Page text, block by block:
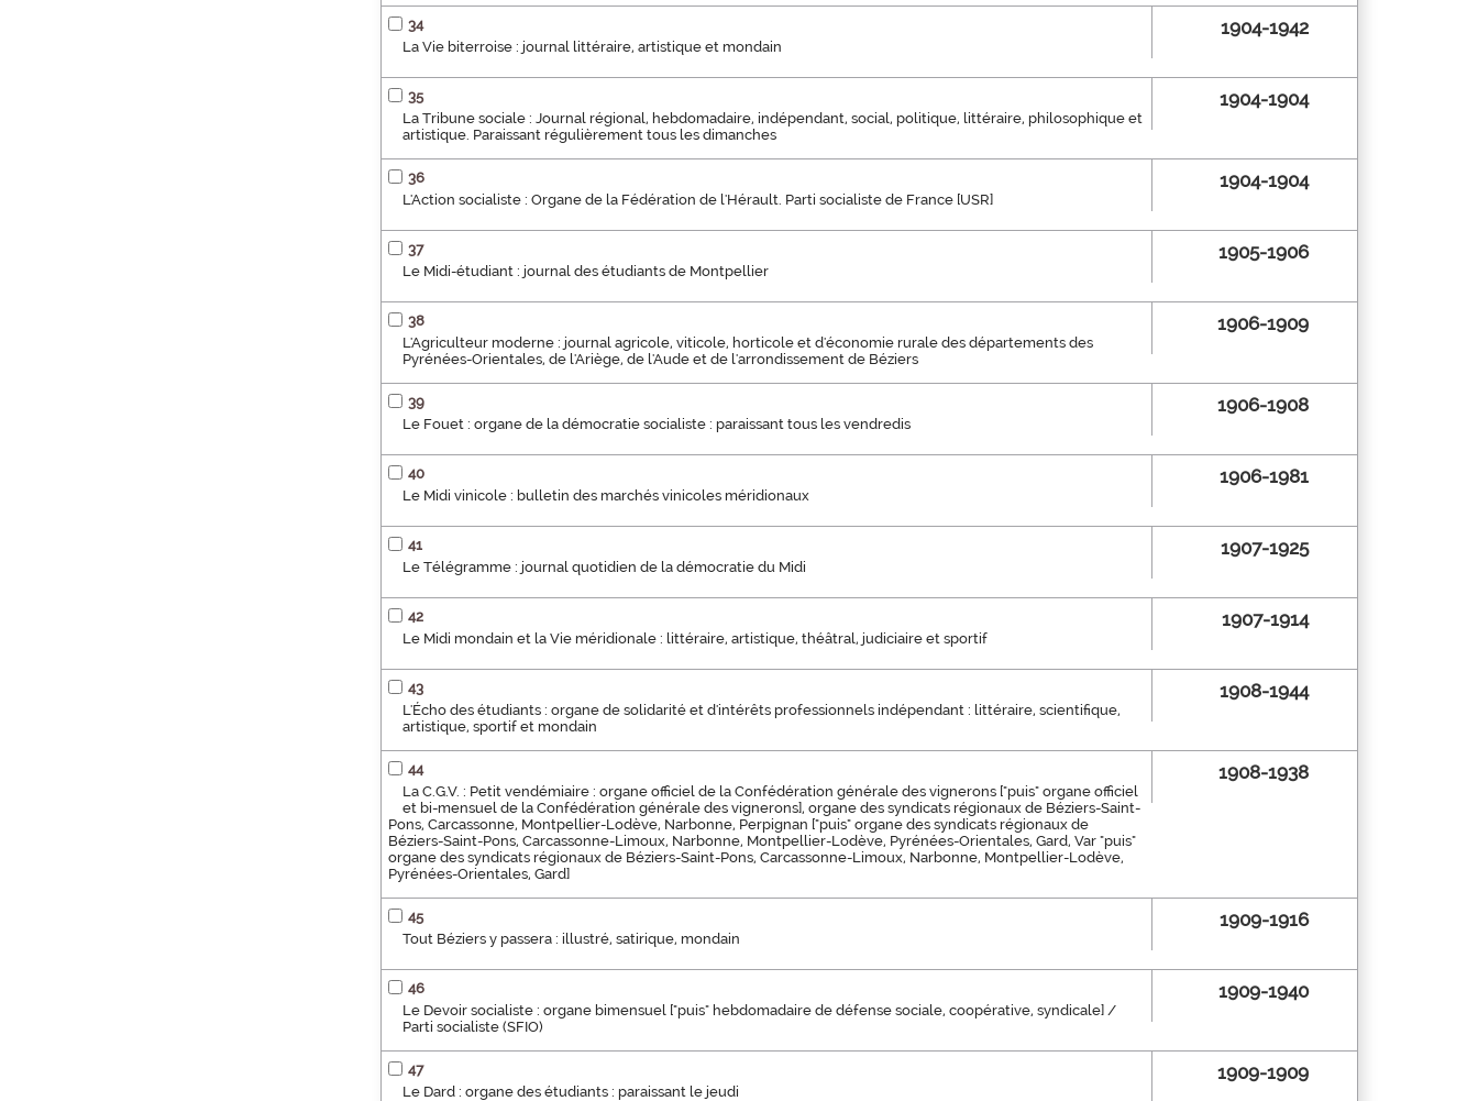
34
La Vie biterroise : journal littéraire, artistique et mondain
1904-1942
35
La Tribune sociale : Journal régional, hebdomadaire, indépendant, social, politique, littéraire, philosophique et
artistique. Paraissant régulièrement tous les dimanches
1904-1904
36
L'Action socialiste : Organe de la Fédération de l'Hérault. Parti socialiste de France [USR]
1904-1904
37
Le Midi-étudiant : journal des étudiants de Montpellier
1905-1906
38
L'Agriculteur moderne : journal agricole, viticole, horticole et d'économie rurale des départements des
Pyrénées-Orientales, de l'Ariège, de l'Aude et de l'arrondissement de Béziers
1906-1909
39
Le Fouet : organe de la démocratie socialiste : paraissant tous les vendredis
1906-1908
40
Le Midi vinicole : bulletin des marchés vinicoles méridionaux
1906-1981
41
Le Télégramme : journal quotidien de la démocratie du Midi
1907-1925
42
Le Midi mondain et la Vie méridionale : littéraire, artistique, théâtral, judiciaire et sportif
1907-1914
43
L'Écho des étudiants : organe de solidarité et d'intérêts professionnels indépendant : littéraire, scientifique,
artistique, sportif et mondain
1908-1944
44
La C.G.V. : Petit vendémiaire : organe officiel de la Confédération générale des vignerons ["puis" organe officiel
et bi-mensuel de la Confédération générale des vignerons], organe des syndicats régionaux de Béziers-Saint-
Pons, Carcassonne, Montpellier-Lodève, Narbonne, Perpignan ["puis" organe des syndicats régionaux de
Béziers-Saint-Pons, Carcassonne-Limoux, Narbonne, Montpellier-Lodève, Pyrénées-Orientales, Gard, Var "puis"
organe des syndicats régionaux de Béziers-Saint-Pons, Carcassonne-Limoux, Narbonne, Montpellier-Lodève,
Pyrénées-Orientales, Gard]
1908-1938
45
Tout Béziers y passera : illustré, satirique, mondain
1909-1916
46
Le Devoir socialiste : organe bimensuel ["puis" hebdomadaire de défense sociale, coopérative, syndicale] /
Parti socialiste (SFIO)
1909-1940
47
Le Dard : organe des étudiants : paraissant le jeudi
1909-1909